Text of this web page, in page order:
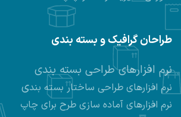
طراحان گرافیک و بسته بندی
نرم افزارهای طراحی بسته بندی
نرم افزارهای طراحی ساختار بسته بندی
نرم افزارهای آماده سازی طرح برای چاپ